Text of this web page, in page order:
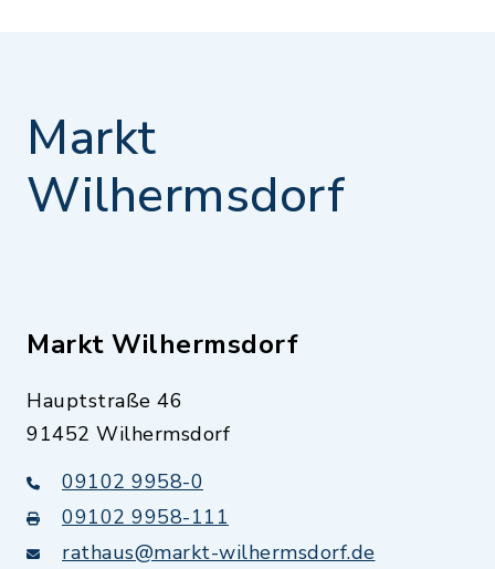
Markt
Wilhermsdorf
Markt Wilhermsdorf
Hauptstraße 46
91452 Wilhermsdorf
09102 9958-0
09102 9958-111
rathaus@markt-wilhermsdorf.de